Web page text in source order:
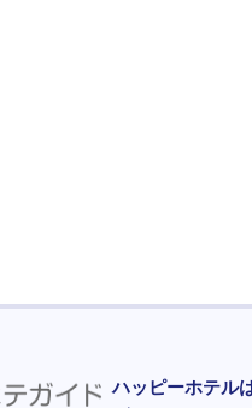
ハッピーホテル